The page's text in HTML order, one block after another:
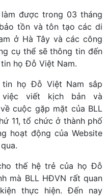
được trong 03 tháng
tồn và tôn tạo các di
ở Hà Tây và các công
cụ thể sẽ thông tin đến
họ Đỗ Việt Nam.
tin họ Đỗ Việt Nam sắp
viết kịch bản và
cuộc gặp mặt của BLL
11, tổ chức ở thành phố
hoạt động của Website
thế hệ trẻ của họ Đỗ
mà BLL HĐVN rất quan
thực hiện. Đến nay